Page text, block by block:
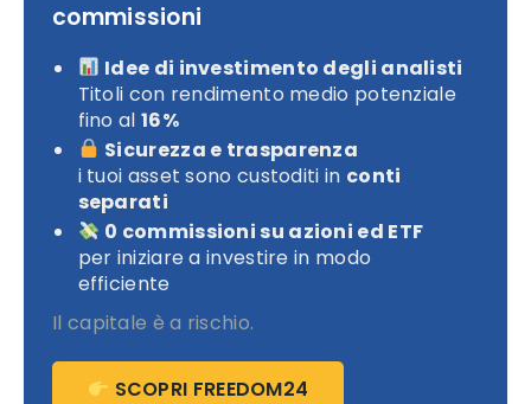
commissioni
Idee di investimento degli analisti
Titoli con rendimento medio potenziale
fino al 16%
Sicurezza e trasparenza
i tuoi asset sono custoditi in conti
separati
0 commissioni su azioni ed ETF
per iniziare a investire in modo
efficiente
Il capitale è a rischio.
SCOPRI FREEDOM24